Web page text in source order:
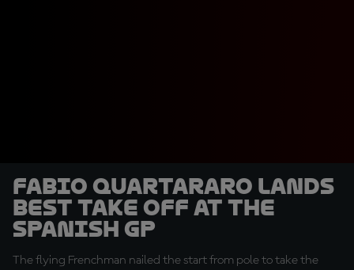
Fabio Quartararo lands
Best Take Off at the
Spanish GP
The flying Frenchman nailed the start from pole to take the